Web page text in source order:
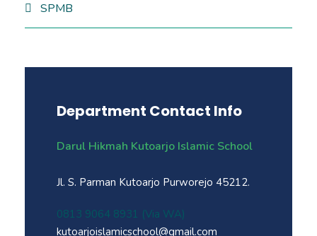
SPMB
Department Contact Info
Darul Hikmah Kutoarjo Islamic School
Jl. S. Parman Kutoarjo Purworejo 45212.
0813 9064 8931 (Via WA)
kutoarjoislamicschool@gmail.com